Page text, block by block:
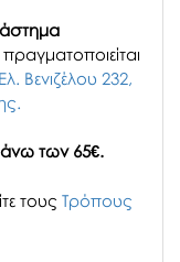
πραγματοποιείται
Ελ. Βενιζέλου 232,
των 65€.
τους Τρόπους